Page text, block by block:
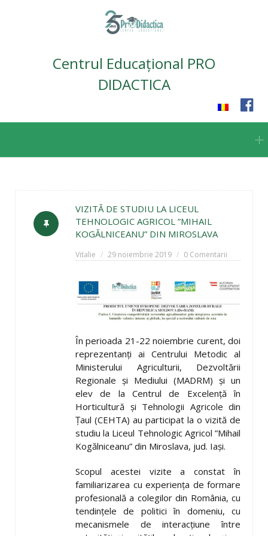
Centrul Educațional PRO
DIDACTICA
content
VIZITĂ DE STUDIU LA LICEUL
TEHNOLOGIC AGRICOL ”MIHAIL
KOGĂLNICEANU” DIN MIROSLAVA
Vitalie 29 noiembrie 2019 0 Comentarii
În perioada 21-22 noiembrie curent, doi
reprezentanţi ai Centrului Metodic al
Ministerului Agriculturii, Dezvoltării
Regionale şi Mediului (MADRM) şi un
elev de la Centrul de Excelenţă în
Horticultură şi Tehnologii Agricole din
Ţaul (CEHTA) au participat la o vizită de
studiu la Liceul Tehnologic Agricol ”Mihail
Kogălniceanu” din Miroslava, jud. Iaşi.
Scopul acestei vizite a constat în
familiarizarea cu experienţa de formare
profesională a colegilor din România, cu
tendinţele de politici în domeniu, cu
mecanismele de interacţiune între